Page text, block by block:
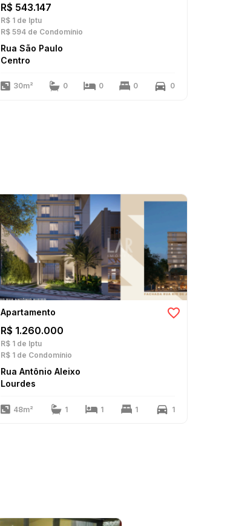
R$ 543.147
R$ 1 de Iptu
R$ 594 de Condomínio
Rua São Paulo
Centro
30m² 0 0 0 0
Apartamento
R$ 1.260.000
R$ 1 de Iptu
R$ 1 de Condomínio
Rua Antônio Aleixo
Lourdes
48m² 1 1 1 1